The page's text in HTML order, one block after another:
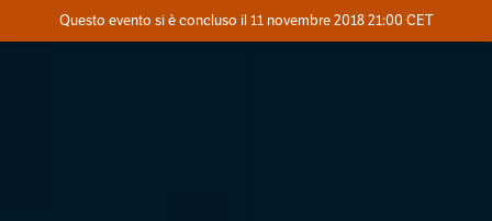
Dove
Questo evento si è concluso il 11 novembre 2018 21:00 CET